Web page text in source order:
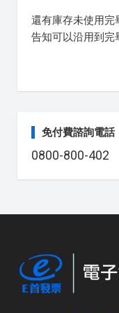
還有庫存未使用完
告知可以沿用到完
免付費諮詢電話
0800-800-402